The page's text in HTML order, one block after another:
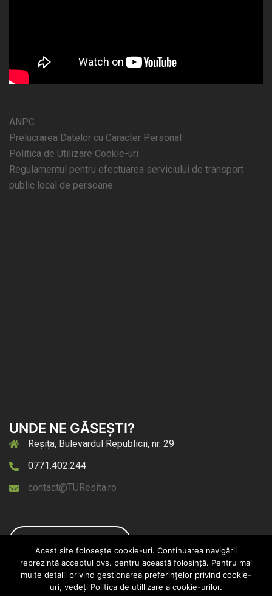
ANPC
Prelucrarea Datelor cu Caracter Personal
Politica de Utilizare Cookie-uri
Regulamentul pentru efectuarea serviciului de transport
public local de persoane
UNDE NE GĂSEȘTI?
Reșița, Bulevardul Republicii, nr. 29
0771.402.244
contact@TUResita.ro
Acest site folosește cookie-uri. Continuarea navigării
reprezintă acceptul dvs. pentru această folosință. Pentru mai
multe detalii privind gestionarea preferințelor privind cookie-
uri, vedeți Politica de utillizare a cookie-urilor.